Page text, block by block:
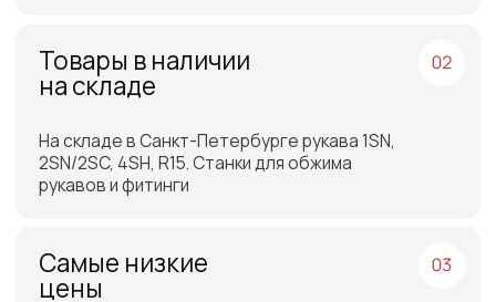
Подбор самых выгодных
транспортных компаний для